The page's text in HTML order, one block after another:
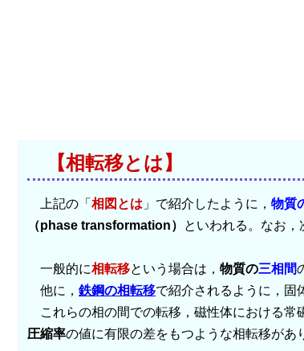
【相転移とは】
上記の「 相図とは 」で紹介したように， 物質
（phase transformation）
といわれる。なお，
一般的に相転移という場合は， 物質の三相間
他に， 鉄鋼の相転移で紹介されるように，固
これらの相の間での転移，磁性体における常
圧縮率の値に有限の差をもつような相転移があ